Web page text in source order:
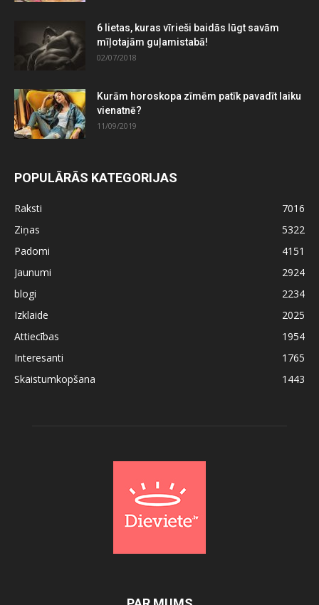
6 lietas, kuras vīrieši baidās lūgt savām
mīļotajām guļamistabā!
02/07/2018
Kurām horoskopa zīmēm patīk pavadīt laiku
vienatnē?
11/09/2019
POPULĀRĀS KATEGORIJAS
Raksti
7016
Ziņas
5322
Padomi
4151
Jaunumi
2924
blogi
2234
Izklaide
2025
Attiecības
1954
Interesanti
1765
Skaistumkopšana
1443